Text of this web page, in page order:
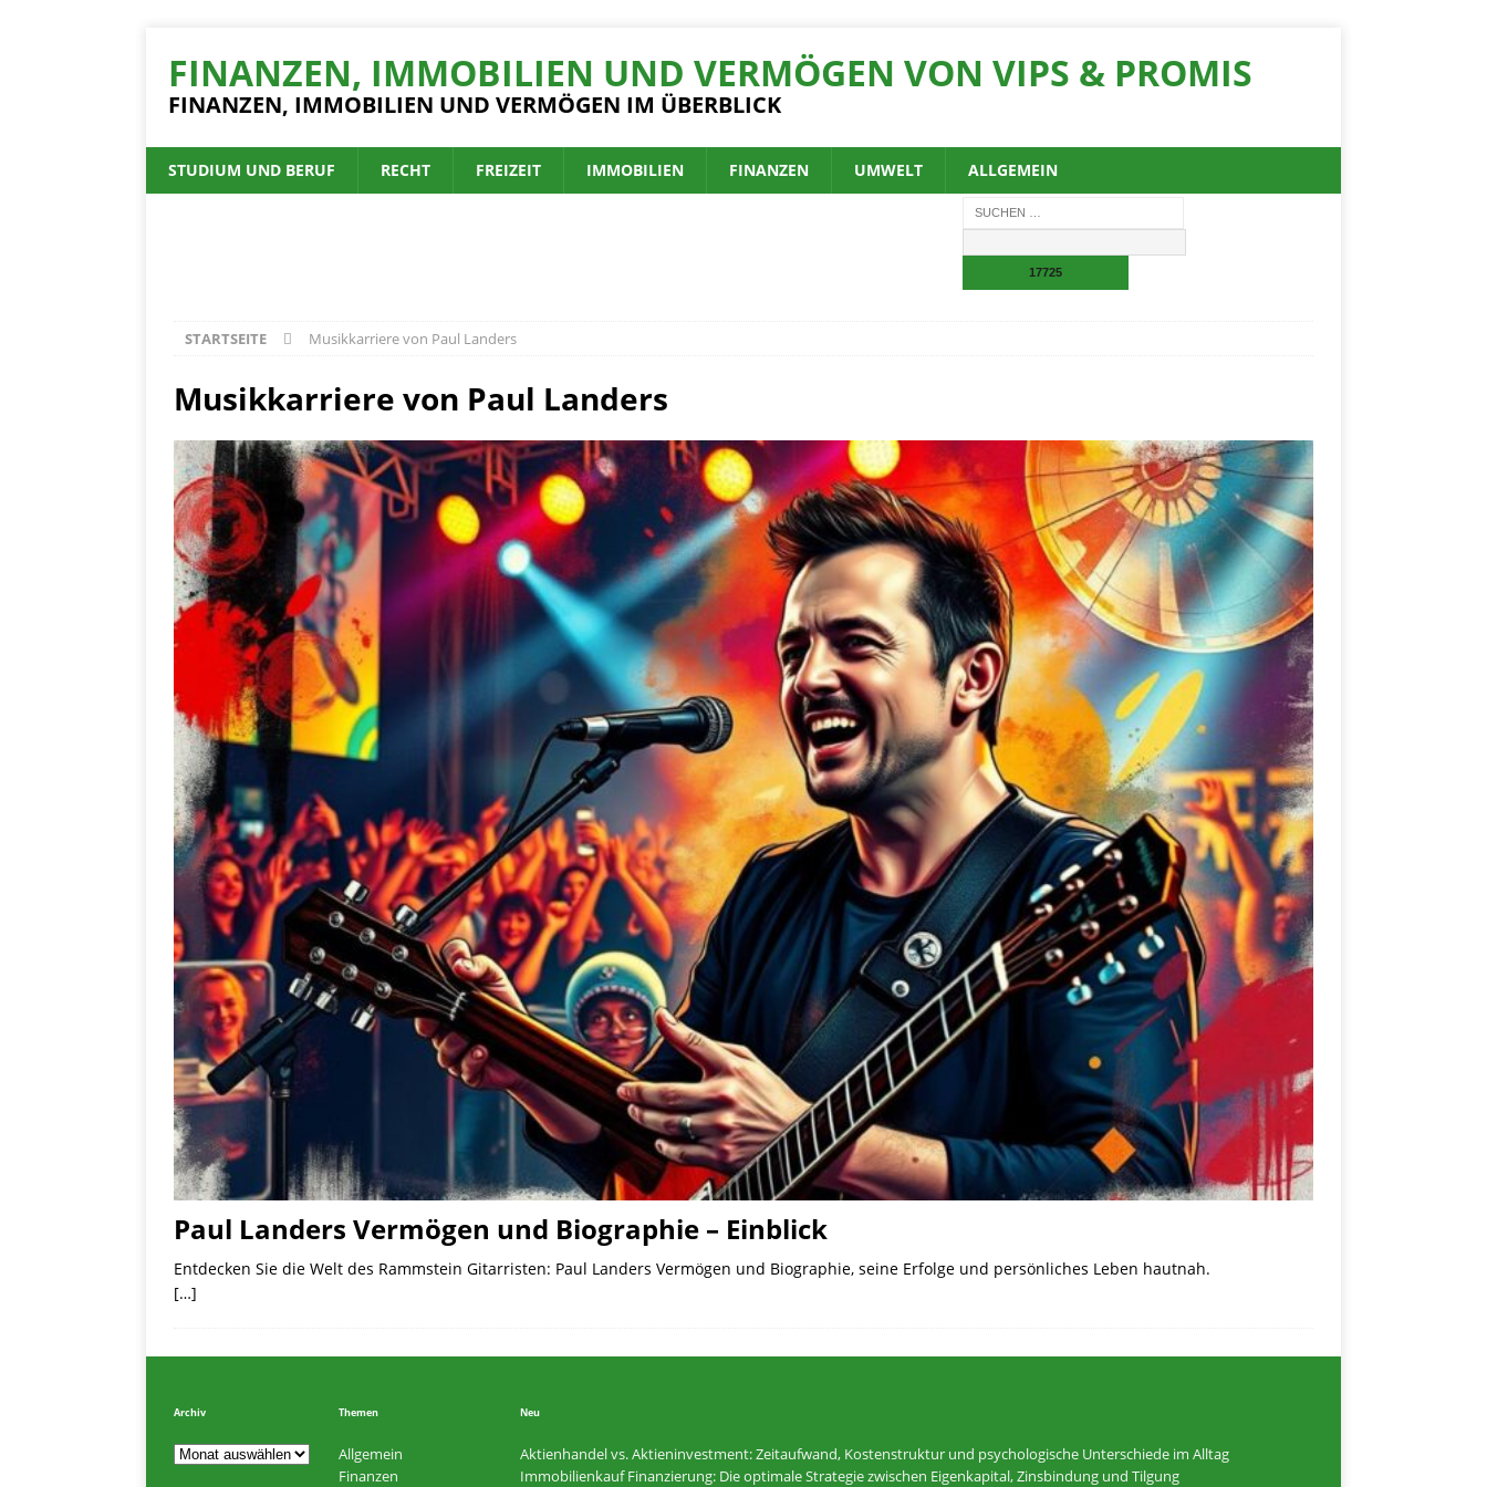
FINANZEN, IMMOBILIEN UND VERMÖGEN VON VIPS & PROMIS
FINANZEN, IMMOBILIEN UND VERMÖGEN IM ÜBERBLICK
STUDIUM UND BERUF RECHT FREIZEIT IMMOBILIEN FINANZEN UMWELT ALLGEMEIN
STARTSEITE Musikkarriere von Paul Landers
Musikkarriere von Paul Landers
Paul Landers Vermögen und Biographie – Einblick
Entdecken Sie die Welt des Rammstein Gitarristen: Paul Landers Vermögen und Biographie, seine Erfolge und persönliches Leben hautnah.
[…]
Archiv Themen
Allgemein
Finanzen
Neu
Aktienhandel vs. Aktieninvestment: Zeitaufwand, Kostenstruktur und psychologische Unterschiede im Alltag
Immobilienkauf Finanzierung: Die optimale Strategie zwischen Eigenkapital, Zinsbindung und Tilgung